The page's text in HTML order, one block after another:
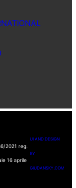
2021 reg.
16 aprile
UI AND DESIGN
BY
GIUDANSKY.COM